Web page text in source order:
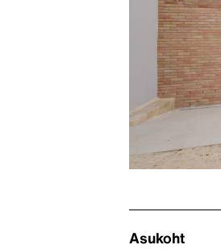
Asukoht